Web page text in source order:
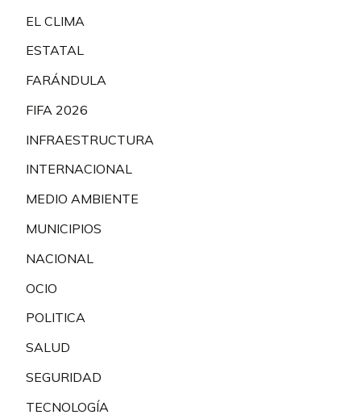
EL CLIMA
ESTATAL
FARÁNDULA
FIFA 2026
INFRAESTRUCTURA
INTERNACIONAL
MEDIO AMBIENTE
MUNICIPIOS
NACIONAL
OCIO
POLITICA
SALUD
SEGURIDAD
TECNOLOGÍA